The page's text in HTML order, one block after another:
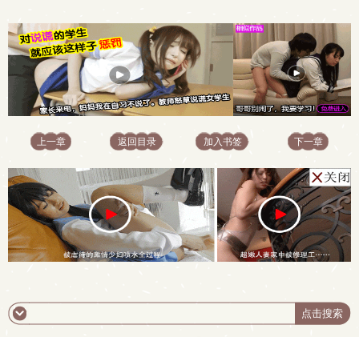
上一章 返回目录 加入书签 下一章